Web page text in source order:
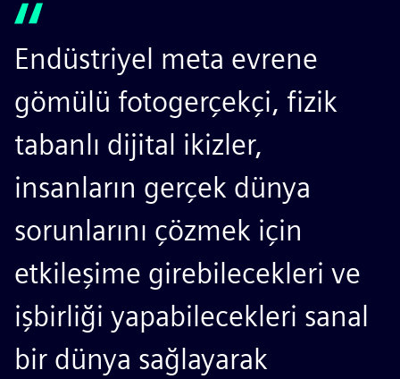
Endüstriyel meta evrene
gömülü fotogerçekçi, fizik
tabanlı dijital ikizler,
insanların gerçek dünya
sorunlarını çözmek için
etkileşime girebilecekleri ve
işbirliği yapabilecekleri sanal
bir dünya sağlayarak